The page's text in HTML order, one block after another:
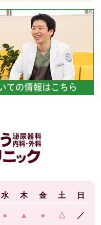
水 木 金 土
日
● ▲ ● △ ／